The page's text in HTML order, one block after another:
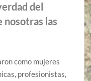
del
nosotras las
como mujeres
profesionistas,